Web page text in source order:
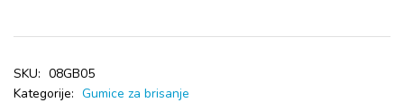
SKU: 08GB05
Kategorije: Gumice za brisanje